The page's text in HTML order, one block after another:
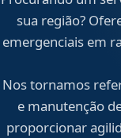
sua região?
emergenciais em
Nos tornamos
e manutenção
proporcionar